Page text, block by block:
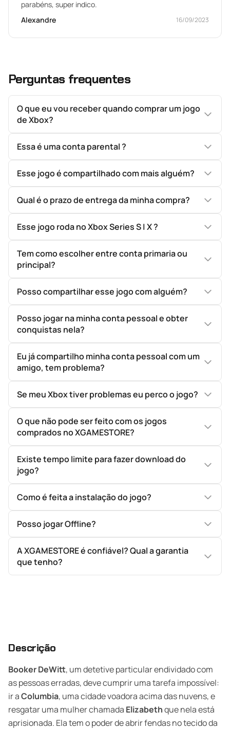
parabéns, super indico.
Alexandre
16/09/2023
Perguntas frequentes
O que eu vou receber quando comprar um jogo
de Xbox?
Essa é uma conta parental ?
Esse jogo é compartilhado com mais alguém?
Qual é o prazo de entrega da minha compra?
Esse jogo roda no Xbox Series S | X ?
Tem como escolher entre conta primaria ou
principal?
Posso compartilhar esse jogo com alguém?
Posso jogar na minha conta pessoal e obter
conquistas nela?
Eu já compartilho minha conta pessoal com um
amigo, tem problema?
Se meu Xbox tiver problemas eu perco o jogo?
O que não pode ser feito com os jogos
comprados no XGAMESTORE?
Existe tempo limite para fazer download do
jogo?
Como é feita a instalação do jogo?
Posso jogar Offline?
A XGAMESTORE é confiável? Qual a garantia
que tenho?
Descrição
Booker DeWitt, um detetive particular endividado com
as pessoas erradas, deve cumprir uma tarefa impossível:
ir aColumbia, uma cidade voadora acima das nuvens, e
resgatar uma mulher chamada Elizabethque nela está
aprisionada. Ela tem o poder de abrir fendas no tecido da